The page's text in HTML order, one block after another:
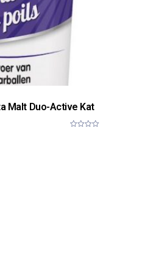
Malt Duo-Active Kat